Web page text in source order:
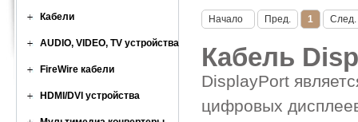
Кабели
AUDIO, VIDEO, TV устройства
FireWire кабели
HDMI/DVI устройства
Начало Пред. 1 След.
Кабель
DisplayPort
цифровых